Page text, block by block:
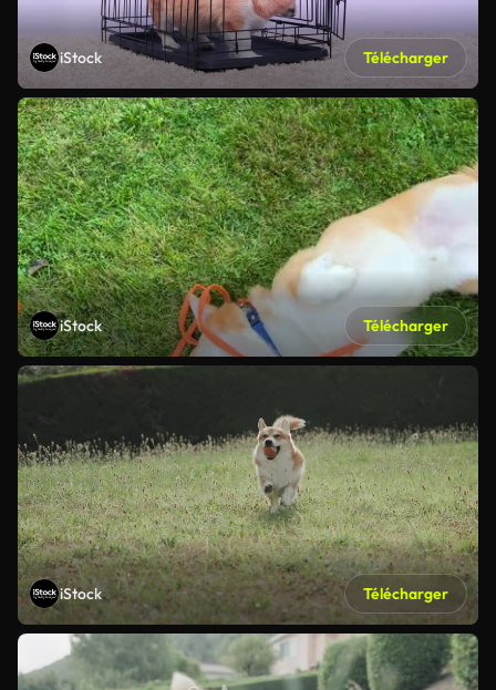
iStock Télécharger
iStock Télécharger
iStock Télécharger